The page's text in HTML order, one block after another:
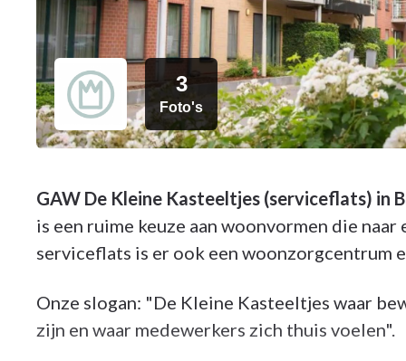
3
Foto's
GAW De Kleine Kasteeltjes (serviceflats) in
is een ruime keuze aan woonvormen die
serviceflats is er ook een woonzorgcentrum
Onze slogan: "De Kleine Kasteeltjes waar
zijn en waar medewerkers zich thuis voelen".